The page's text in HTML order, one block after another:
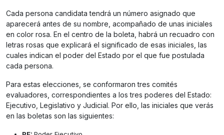
Cada persona candidata tendrá un número asignado que
aparecerá antes de su nombre, acompañado de unas iniciales
en color rosa. En el centro de la boleta, habrá un recuadro con
letras rosas que explicará el significado de esas iniciales, las
cuales indican el poder del Estado por el que fue postulada
cada persona.
Para estas elecciones, se conformaron tres comités
evaluadores, correspondientes a los tres poderes del Estado:
Ejecutivo, Legislativo y Judicial. Por ello, las iniciales que verás
en las boletas son las siguientes: